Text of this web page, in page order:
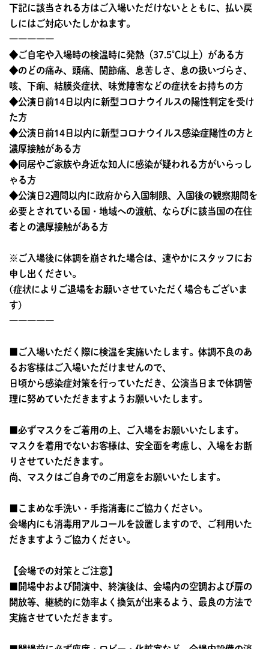
下記に該当される方はご入場いただけないとともに、払い戻
しにはご対応いたしかねます。
―――――
◆ご自宅や入場時の検温時に発熱（37.5℃以上）がある方
◆のどの痛み、頭痛、関節痛、息苦しさ、息の扱いづらさ、
咳、下痢、結膜炎症状、味覚障害などの症状をお持ちの方
◆公演日前14日以内に新型コロナウイルスの陽性判定を受け
た方
◆公演日前14日以内に新型コロナウイルス感染症陽性の方と
濃厚接触がある方
◆同居やご家族や身近な知人に感染が疑われる方がいらっし
ゃる方
◆公演日2週間以内に政府から入国制限、入国後の観察期間を
必要とされている国・地域への渡航、ならびに該当国の在住
者との濃厚接触がある方
※ご入場後に体調を崩された場合は、速やかにスタッフにお
申し出ください。
(症状によりご退場をお願いさせていただく場合もございま
す)
―――――
■ご入場いただく際に検温を実施いたします。体調不良のあ
るお客様はご入場いただけませんので、
日頃から感染症対策を行っていただき、公演当日まで体調管
理に努めていただきますようお願いいたします。
■必ずマスクをご着用の上、ご入場をお願いいたします。
マスクを着用でないお客様は、安全面を考慮し、入場をお断
りさせていただきます。
尚、マスクはご自身でのご用意をお願いいたします。
■こまめな手洗い・手指消毒にご協力ください。
会場内にも消毒用アルコールを設置しますので、ご利用いた
だきますようご協力ください。
【会場での対策とご注意】
■開場中および開演中、終演後は、会場内の空調および扉の
開放等、継続的に効率よく換気が出来るよう、最良の方法で
実施させていただきます。